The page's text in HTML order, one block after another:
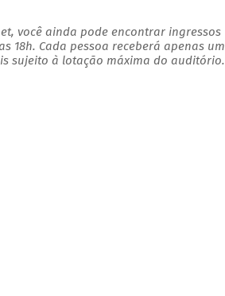
você ainda pode encontrar ingressos
18h. Cada pessoa receberá apenas um
sujeito à lotação máxima do auditório.